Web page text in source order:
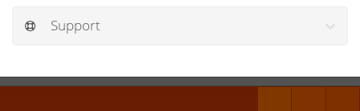
Support